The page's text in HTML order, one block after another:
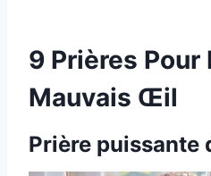
9 Prières Pour
Mauvais Œil
Prière puissante